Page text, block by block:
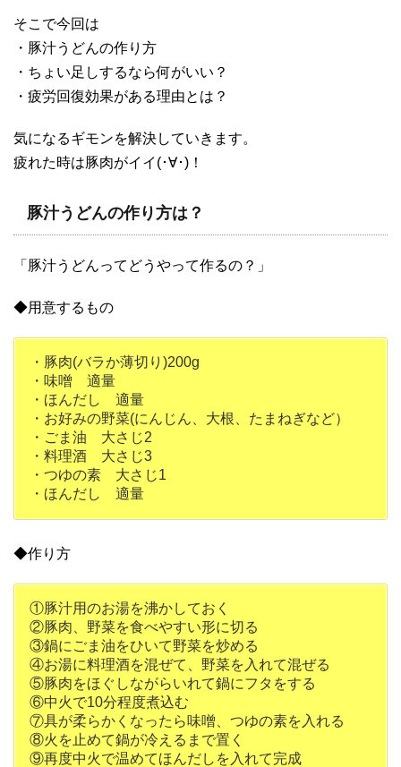
そこで今回は
・豚汁うどんの作り方
・ちょい足しするなら何がいい？
・疲労回復効果がある理由とは？
気になるギモンを解決していきます。
疲れた時は豚肉がイイ(･∀･)！
豚汁うどんの作り方は？
「豚汁うどんってどうやって作るの？」
◆用意するもの
・豚肉(バラか薄切り)200g
・味噌 適量
・ほんだし 適量
・お好みの野菜(にんじん、大根、たまねぎなど）
・ごま油 大さじ2
・料理酒 大さじ3
・つゆの素 大さじ1
・ほんだし 適量
◆作り方
①豚汁用のお湯を沸かしておく
②豚肉、野菜を食べやすい形に切る
③鍋にごま油をひいて野菜を炒める
④お湯に料理酒を混ぜて、野菜を入れて混ぜる
⑤豚肉をほぐしながらいれて鍋にフタをする
⑥中火で10分程度煮込む
⑦具が柔らかくなったら味噌、つゆの素を入れる
⑧火を止めて鍋が冷えるまで置く
⑨再度中火で温めてほんだしを入れて完成